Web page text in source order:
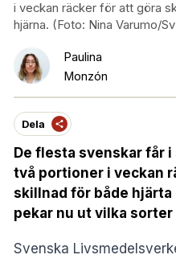
i veckan räcker för att göra
hjärna. (Foto: Nina Varumo/
Paulina
Monzón
Dela
De flesta svenskar får
två portioner i veckan
skillnad för både
pekar nu ut vilka
Svenska